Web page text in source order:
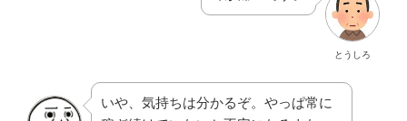
とうしろ
いや、気持ちは分かるぞ。やっぱ常に